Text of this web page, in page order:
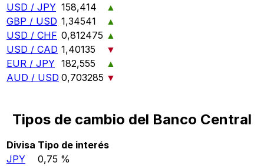
USD / JPY 158,414
▲
GBP / USD 1,34541
▲
USD / CHF 0,812475 ▲
USD / CAD 1,40135
▼
EUR / JPY 182,555
▲
AUD / USD 0,703285 ▼
Tipos de cambio del Banco Central
Divisa Tipo de interés
JPY
0,75 %